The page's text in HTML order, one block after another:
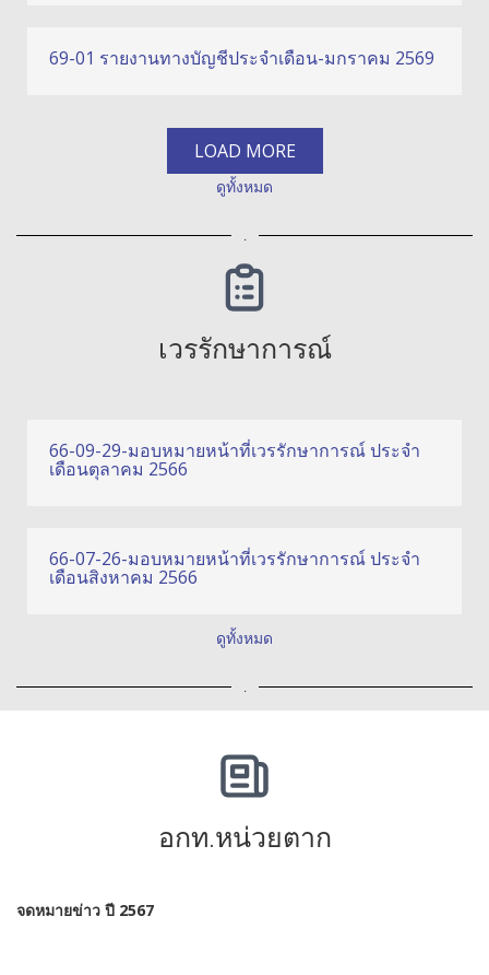
69-01 รายงานทางบัญชีประจำเดือน-มกราคม 2569
LOAD MORE
ดูทั้งหมด
เวรรักษาการณ์
66-09-29-มอบหมายหน้าที่เวรรักษาการณ์ ประจำ
เดือนตุลาคม 2566
66-07-26-มอบหมายหน้าที่เวรรักษาการณ์ ประจำ
เดือนสิงหาคม 2566
ดูทั้งหมด
อกท.หน่วยตาก
จดหมายข่าว ปี 2567